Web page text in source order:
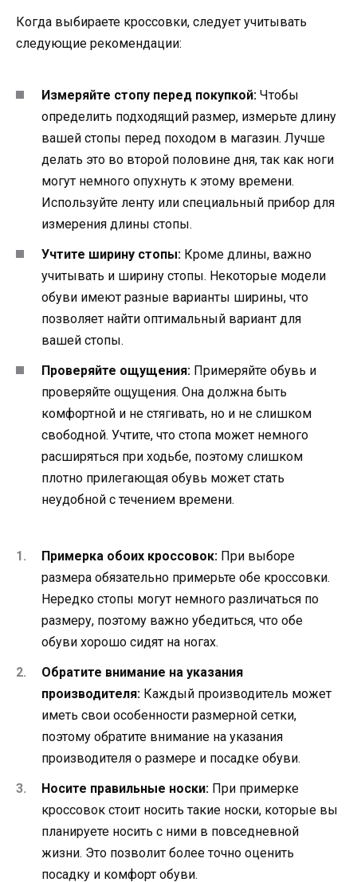
Когда выбираете кроссовки, следует учитывать
следующие рекомендации:
Измеряйте стопу перед покупкой: Чтобы
определить подходящий размер, измерьте длину
вашей стопы перед походом в магазин. Лучше
делать это во второй половине дня, так как ноги
могут немного опухнуть к этому времени.
Используйте ленту или специальный прибор для
измерения длины стопы.
Учтите ширину стопы: Кроме длины, важно
учитывать и ширину стопы. Некоторые модели
обуви имеют разные варианты ширины, что
позволяет найти оптимальный вариант для
вашей стопы.
Проверяйте ощущения: Примеряйте обувь и
проверяйте ощущения. Она должна быть
комфортной и не стягивать, но и не слишком
свободной. Учтите, что стопа может немного
расширяться при ходьбе, поэтому слишком
плотно прилегающая обувь может стать
неудобной с течением времени.
Примерка обоих кроссовок: При выборе
размера обязательно примерьте обе кроссовки.
Нередко стопы могут немного различаться по
размеру, поэтому важно убедиться, что обе
обуви хорошо сидят на ногах.
Обратите внимание на указания
производителя: Каждый производитель может
иметь свои особенности размерной сетки,
поэтому обратите внимание на указания
производителя о размере и посадке обуви.
Носите правильные носки: При примерке
кроссовок стоит носить такие носки, которые вы
планируете носить с ними в повседневной
жизни. Это позволит более точно оценить
посадку и комфорт обуви.